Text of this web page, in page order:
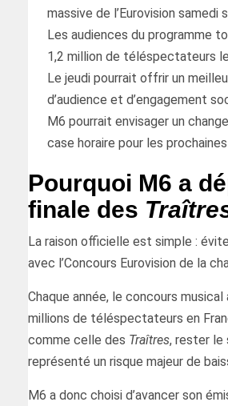
massive de l’Eurovision samedi
Les audiences du programme
1,2 million de téléspectateurs
Le jeudi pourrait offrir un
d’audience et d’engagement
M6 pourrait envisager un
case horaire pour les
Pourquoi M6 a
finale des
La raison officielle est simple :
avec l’Concours Eurovision de la
Chaque année, le concours
millions de téléspectateurs en
comme celle des Traîtres, rester le
représenté un risque majeur de
M6 a donc choisi d’avancer son